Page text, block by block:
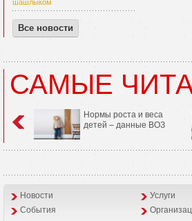
шашлыком
Все новости
САМЫЕ
Нормы роста и веса
детей – данные ВОЗ
Новости Услуги
События